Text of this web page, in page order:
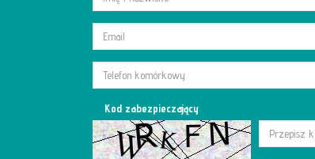
Kod zabezpieczający